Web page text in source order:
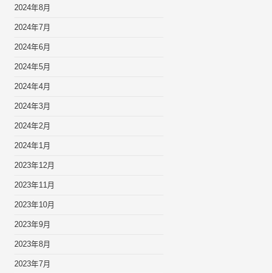
2024年8月
2024年7月
2024年6月
2024年5月
2024年4月
2024年3月
2024年2月
2024年1月
2023年12月
2023年11月
2023年10月
2023年9月
2023年8月
2023年7月